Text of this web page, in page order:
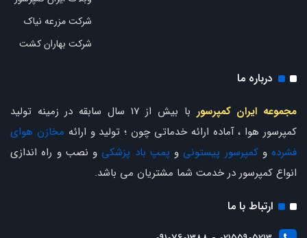
شرکت مزرعه نیاک
شرکت بهاران کشت
درباره ما
مجموعه ایران کمپرسور
با بیش از 17 سال سابقه در زمینه تولید
کمپرسور هوا ، آماده ارائه خدماتی چون ؛ تولید و ارائه مخازن هوای
فشرده وکمپرسور پیستونی و پمپ باد پزشکی و نصب و راه اندازی
انواع کمپرسور در خدمت شما مشتریان می باشد.
ارتباط با ما